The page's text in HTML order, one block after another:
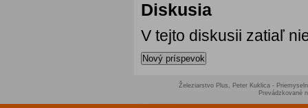
Diskusia
V tejto diskusii zatiaľ
Nový príspevok
Železiarstvo Plus, Peter Kuklica -
Prevádzkované